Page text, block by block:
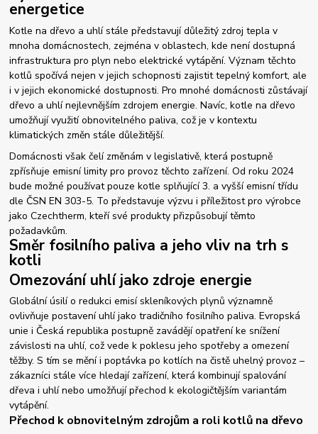
energetice
Kotle na dřevo a uhlí stále představují důležitý zdroj tepla v
mnoha domácnostech, zejména v oblastech, kde není dostupná
infrastruktura pro plyn nebo elektrické vytápění. Význam těchto
kotlů spočívá nejen v jejich schopnosti zajistit tepelný komfort, ale
i v jejich ekonomické dostupnosti. Pro mnohé domácnosti zůstávají
dřevo a uhlí nejlevnějším zdrojem energie. Navíc, kotle na dřevo
umožňují využití obnovitelného paliva, což je v kontextu
klimatických změn stále důležitější.
Domácnosti však čelí změnám v legislativě, která postupně
zpřísňuje emisní limity pro provoz těchto zařízení. Od roku 2024
bude možné používat pouze kotle splňující 3. a vyšší emisní třídu
dle ČSN EN 303-5. To představuje výzvu i příležitost pro výrobce
jako Czechtherm, kteří své produkty přizpůsobují těmto
požadavkům.
Směr fosilního paliva a jeho vliv na trh s
kotli
Omezování uhlí jako zdroje energie
Globální úsilí o redukci emisí skleníkových plynů významně
ovlivňuje postavení uhlí jako tradičního fosilního paliva. Evropská
unie i Česká republika postupně zavádějí opatření ke snížení
závislosti na uhlí, což vede k poklesu jeho spotřeby a omezení
těžby. S tím se mění i poptávka po kotlích na čistě uhelný provoz –
zákazníci stále více hledají zařízení, která kombinují spalování
dřeva i uhlí nebo umožňují přechod k ekologičtějším variantám
vytápění.
Přechod k obnovitelným zdrojům a roli kotlů na dřevo